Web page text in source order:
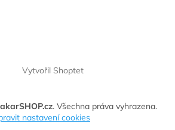
Vytvořil Shoptet
. Všechna práva vyhrazena.
nastavení cookies